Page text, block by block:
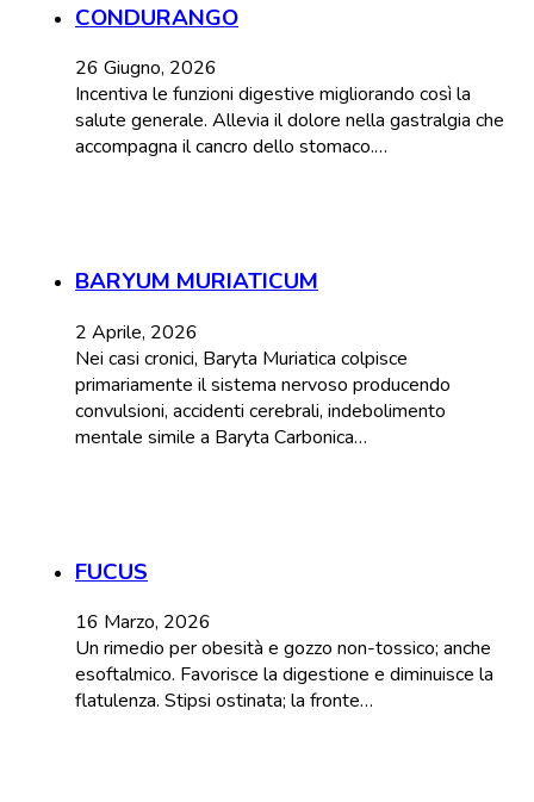
CONDURANGO
26 Giugno, 2026
Incentiva le funzioni digestive migliorando così la
salute generale. Allevia il dolore nella gastralgia che
accompagna il cancro dello stomaco.…
BARYUM MURIATICUM
2 Aprile, 2026
Nei casi cronici, Baryta Muriatica colpisce
primariamente il sistema nervoso producendo
convulsioni, accidenti cerebrali, indebolimento
mentale simile a Baryta Carbonica…
FUCUS
16 Marzo, 2026
Un rimedio per obesità e gozzo non-tossico; anche
esoftalmico. Favorisce la digestione e diminuisce la
flatulenza. Stipsi ostinata; la fronte…